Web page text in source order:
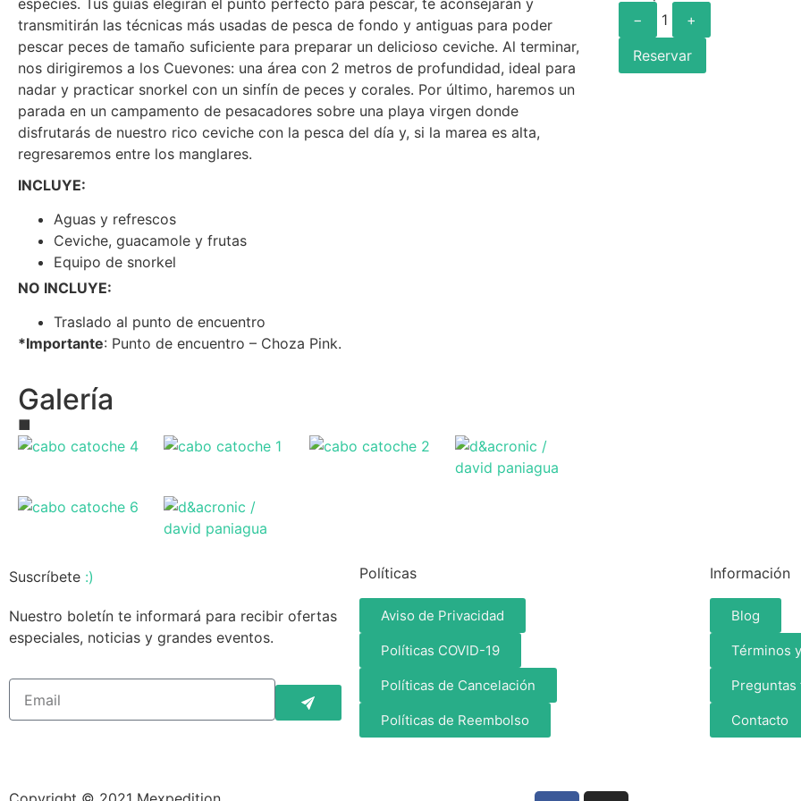
especies. Tus guías elegirán el punto perfecto para pescar, te aconsejarán y
transmitirán las técnicas más usadas de pesca de fondo y antiguas para poder
pescar peces de tamaño suficiente para preparar un delicioso ceviche. Al terminar,
nos dirigiremos a los Cuevones: una área con 2 metros de profundidad, ideal para
nadar y practicar snorkel con un sinfín de peces y corales. Por último, haremos un
parada en un campamento de pesacadores sobre una playa virgen donde
disfrutarás de nuestro rico ceviche con la pesca del día y, si la marea es alta,
regresaremos entre los manglares.
INCLUYE:
Aguas y refrescos
Ceviche, guacamole y frutas
Equipo de snorkel
NO INCLUYE:
Traslado al punto de encuentro
*Importante: Punto de encuentro – Choza Pink.
Galería
■
−
1
+
Reservar
Suscríbete :)
Nuestro boletín te informará para recibir ofertas
especiales, noticias y grandes eventos.
Políticas
Aviso de Privacidad
Políticas COVID-19
Políticas de Cancelación
Políticas de Reembolso
Información
Blog
Términos
Contacto